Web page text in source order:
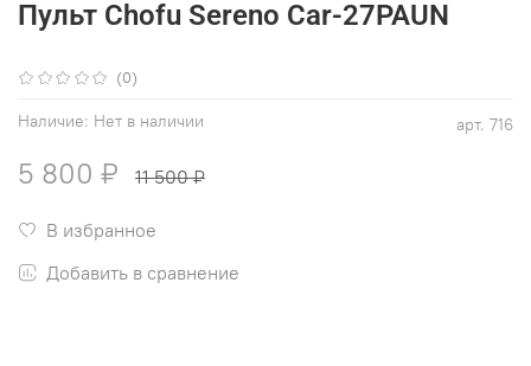
(0)
арт. 716
Наличие: Нет в наличии
Пульт Chofu Sereno Car-27PAUN
5 800 ₽ 11 500 ₽
В избранное
Добавить в сравнение